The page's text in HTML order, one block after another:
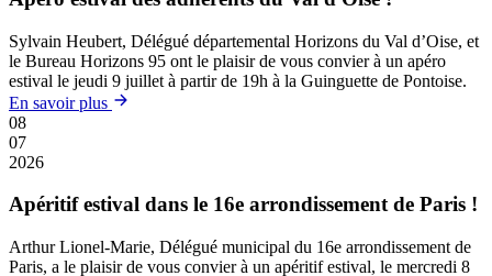
Sylvain Heubert, Délégué départemental Horizons du Val d’Oise, et
le Bureau Horizons 95 ont le plaisir de vous convier à un apéro
estival le jeudi 9 juillet à partir de 19h à la Guinguette de Pontoise.
En savoir plus
08
07
2026
Apéritif estival dans le 16e arrondissement de Paris !
Arthur Lionel-Marie, Délégué municipal du 16e arrondissement de
Paris, a le plaisir de vous convier à un apéritif estival, le mercredi 8